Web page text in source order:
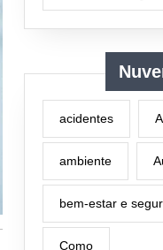
acidentes
ambiente
bem-estar e
Como